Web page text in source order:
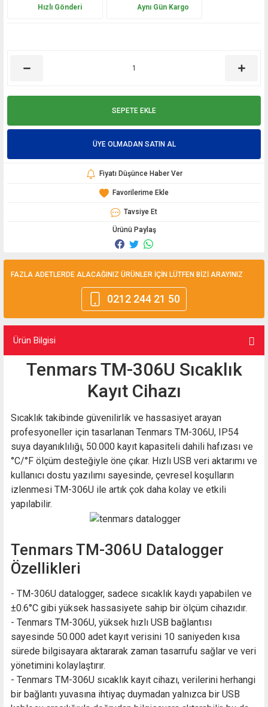
Hızlı Gönderi Aynı Gün Kargo
SEPETE EKLE
ÜYE OLMADAN SATIN AL
Fiyatı Düşünce Haber Ver
Tavsiye Et
Ürünü Paylaş
FAZLA ADETLERDE ALACAĞINIZ ÜRÜNLER İÇİN LÜTFEN BİZİ ARAYINIZ
0212 244 21 50
Ürün Bilgisi
Tenmars TM-306U Sıcaklık
Kayıt Cihazı
Sıcaklık takibinde güvenilirlik ve hassasiyet arayan
profesyoneller için tasarlanan Tenmars TM-306U, IP54
suya dayanıklılığı, 50.000 kayıt kapasiteli dahili hafızası ve
°C/°F ölçüm desteğiyle öne çıkar. Hızlı USB veri aktarımı ve
kullanıcı dostu yazılımı sayesinde, çevresel koşulların
izlenmesi TM-306U ile artık çok daha kolay ve etkili
yapılabilir.
Tenmars TM-306U Datalogger
Özellikleri
- TM-306U datalogger, sadece sıcaklık kaydı yapabilen ve
±0.6°C gibi yüksek hassasiyete sahip bir ölçüm cihazıdır.
- Tenmars TM-306U, yüksek hızlı USB bağlantısı
sayesinde 50.000 adet kayıt verisini 10 saniyeden kısa
sürede bilgisayara aktararak zaman tasarrufu sağlar ve veri
yönetimini kolaylaştırır.
- Tenmars TM-306U sıcaklık kayıt cihazı, verilerini herhangi
bir bağlantı yuvasına ihtiyaç duymadan yalnızca bir USB